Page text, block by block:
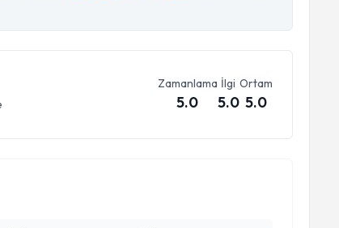
Zamanlama
5.0
İlgi
5.0
Ortam
5.0